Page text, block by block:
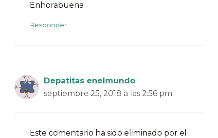
Enhorabuena
Responder
Depatitas enelmundo
septiembre 25, 2018 a las 2:56 pm
Este comentario ha sido eliminado por el